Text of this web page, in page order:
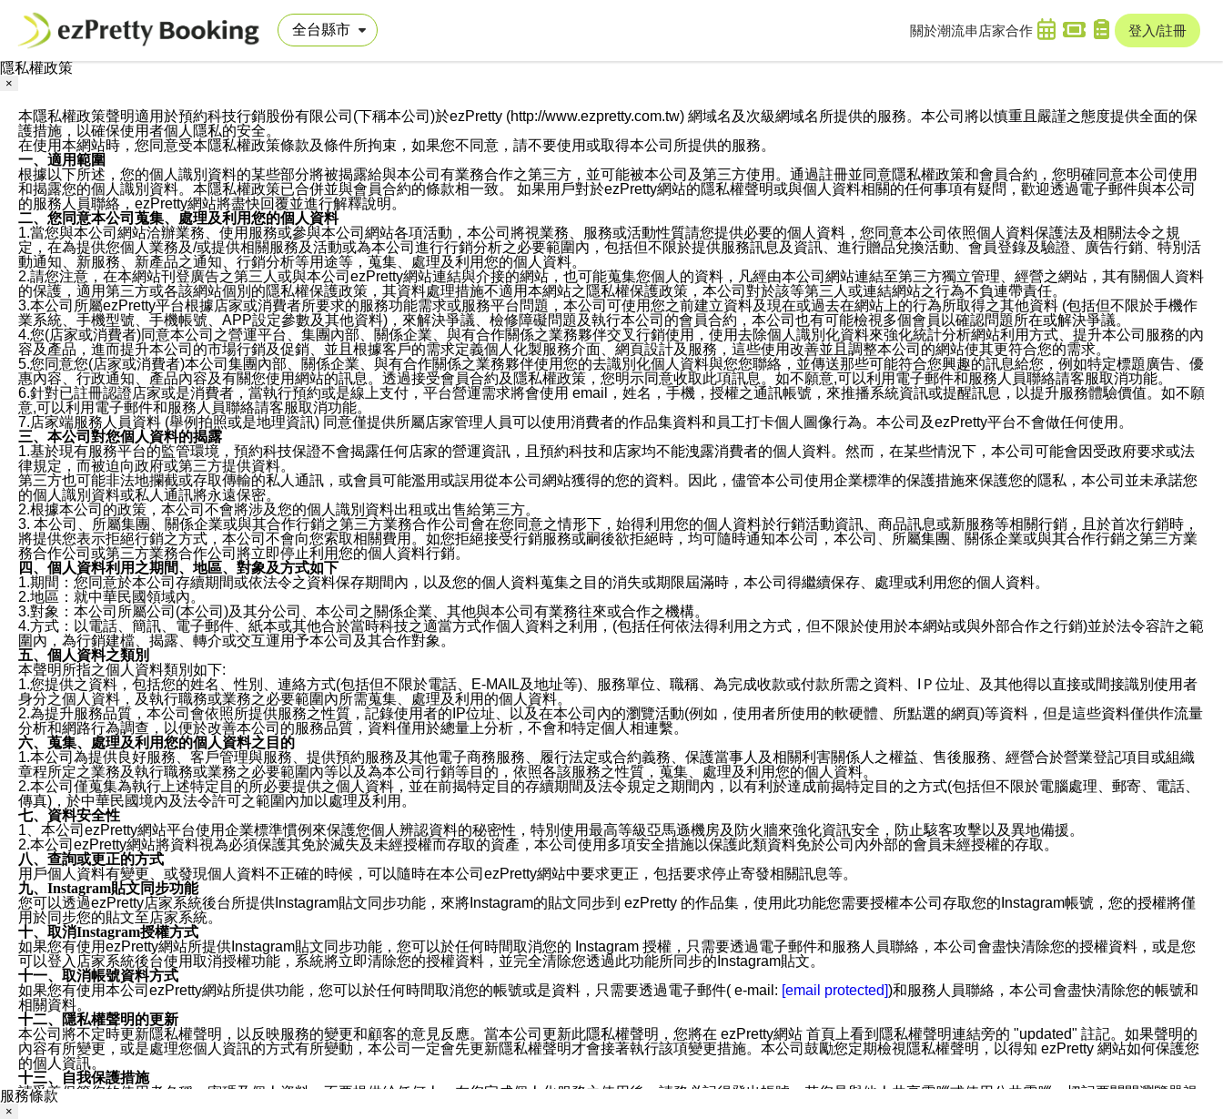
關於潮流串 店家合作 登入/註冊
隱私權政策
×
本隱私權政策聲明適用於預約科技行銷股份有限公司(下稱本公司)於ezPretty (http://www.ezpretty.com.tw) 網域名及次級網域名所提供的服務。本公司將以慎重且嚴謹之態度提供全面的保
護措施，以確保使用者個人隱私的安全。
在使用本網站時，您同意受本隱私權政策條款及條件所拘束，如果您不同意，請不要使用或取得本公司所提供的服務。
一、適用範圍
根據以下所述，您的個人識別資料的某些部分將被揭露給與本公司有業務合作之第三方，並可能被本公司及第三方使用。通過註冊並同意隱私權政策和會員合約，您明確同意本公司使用
和揭露您的個人識別資料。本隱私權政策已合併並與會員合約的條款相一致。 如果用戶對於ezPretty網站的隱私權聲明或與個人資料相關的任何事項有疑問，歡迎透過電子郵件與本公司
的服務人員聯絡，ezPretty網站將盡快回覆並進行解釋說明。
二、您同意本公司蒐集、處理及利用您的個人資料
1.當您與本公司網站洽辦業務、使用服務或參與本公司網站各項活動，本公司將視業務、服務或活動性質請您提供必要的個人資料，您同意本公司依照個人資料保護法及相關法令之規
定，在為提供您個人業務及/或提供相關服務及活動或為本公司進行行銷分析之必要範圍內，包括但不限於提供服務訊息及資訊、進行贈品兌換活動、會員登錄及驗證、廣告行銷、特別活
動通知、新服務、新產品之通知、行銷分析等用途等，蒐集、處理及利用您的個人資料。
2.請您注意，在本網站刊登廣告之第三人或與本公司ezPretty網站連結與介接的網站，也可能蒐集您個人的資料，凡經由本公司網站連結至第三方獨立管理、經營之網站，其有關個人資料
的保護，適用第三方或各該網站個別的隱私權保護政策，其資料處理措施不適用本網站之隱私權保護政策，本公司對於該等第三人或連結網站之行為不負連帶責任。
3.本公司所屬ezPretty平台根據店家或消費者所要求的服務功能需求或服務平台問題，本公司可使用您之前建立資料及現在或過去在網站上的行為所取得之其他資料 (包括但不限於手機作
業系統、手機型號、手機帳號、APP設定參數及其他資料)，來解決爭議、檢修障礙問題及執行本公司的會員合約，本公司也有可能檢視多個會員以確認問題所在或解決爭議。
4.您(店家或消費者)同意本公司之營運平台、集團內部、關係企業、與有合作關係之業務夥伴交叉行銷使用，使用去除個人識別化資料來強化統計分析網站利用方式、提升本公司服務的內
容及產品，進而提升本公司的市場行銷及促銷、並且根據客戶的需求定義個人化製服務介面、網頁設計及服務，這些使用改善並且調整本公司的網站使其更符合您的需求。
5.您同意您(店家或消費者)本公司集團內部、關係企業、與有合作關係之業務夥伴使用您的去識別化個人資料與您您聯絡，並傳送那些可能符合您興趣的訊息給您，例如特定標題廣告、優
惠內容、行政通知、產品內容及有關您使用網站的訊息。透過接受會員合約及隱私權政策，您明示同意收取此項訊息。如不願意,可以利用電子郵件和服務人員聯絡請客服取消功能。
6.針對已註冊認證店家或是消費者，當執行預約或是線上支付，平台營運需求將會使用 email，姓名，手機，授權之通訊帳號，來推播系統資訊或提醒訊息，以提升服務體驗價值。如不願
意,可以利用電子郵件和服務人員聯絡請客服取消功能。
7.店家端服務人員資料 (舉例拍照或是地理資訊) 同意僅提供所屬店家管理人員可以使用消費者的作品集資料和員工打卡個人圖像行為。本公司及ezPretty平台不會做任何使用。
三、本公司對您個人資料的揭露
1.基於現有服務平台的監管環境，預約科技保證不會揭露任何店家的營運資訊，且預約科技和店家均不能洩露消費者的個人資料。然而，在某些情況下，本公司可能會因受政府要求或法
律規定，而被迫向政府或第三方提供資料。
第三方也可能非法地攔截或存取傳輸的私人通訊，或會員可能濫用或誤用從本公司網站獲得的您的資料。因此，儘管本公司使用企業標準的保護措施來保護您的隱私，本公司並未承諾您
的個人識別資料或私人通訊將永遠保密。
2.根據本公司的政策，本公司不會將涉及您的個人識別資料出租或出售給第三方。
3. 本公司、所屬集團、關係企業或與其合作行銷之第三方業務合作公司會在您同意之情形下，始得利用您的個人資料於行銷活動資訊、商品訊息或新服務等相關行銷，且於首次行銷時，
將提供您表示拒絕行銷之方式，本公司不會向您索取相關費用。如您拒絕接受行銷服務或嗣後欲拒絕時，均可隨時通知本公司，本公司、所屬集團、關係企業或與其合作行銷之第三方業
務合作公司或第三方業務合作公司將立即停止利用您的個人資料行銷。
四、個人資料利用之期間、地區、對象及方式如下
1.期間：您同意於本公司存續期間或依法令之資料保存期間內，以及您的個人資料蒐集之目的消失或期限屆滿時，本公司得繼續保存、處理或利用您的個人資料。
2.地區：就中華民國領域內。
3.對象：本公司所屬公司(本公司)及其分公司、本公司之關係企業、其他與本公司有業務往來或合作之機構。
4.方式：以電話、簡訊、電子郵件、紙本或其他合於當時科技之適當方式作個人資料之利用，(包括任何依法得利用之方式，但不限於使用於本網站或與外部合作之行銷)並於法令容許之範
圍內，為行銷建檔、揭露、轉介或交互運用予本公司及其合作對象。
五、個人資料之類別
本聲明所指之個人資料類別如下:
1.您提供之資料，包括您的姓名、性別、連絡方式(包括但不限於電話、E-MAIL及地址等)、服務單位、職稱、為完成收款或付款所需之資料、IＰ位址、及其他得以直接或間接識別使用者
身分之個人資料，及執行職務或業務之必要範圍內所需蒐集、處理及利用的個人資料。
2.為提升服務品質，本公司會依照所提供服務之性質，記錄使用者的IP位址、以及在本公司內的瀏覽活動(例如，使用者所使用的軟硬體、所點選的網頁)等資料，但是這些資料僅供作流量
分析和網路行為調查，以便於改善本公司的服務品質，資料僅用於總量上分析，不會和特定個人相連繫。
六、蒐集、處理及利用您的個人資料之目的
1.本公司為提供良好服務、客戶管理與服務、提供預約服務及其他電子商務服務、履行法定或合約義務、保護當事人及相關利害關係人之權益、售後服務、經營合於營業登記項目或組織
章程所定之業務及執行職務或業務之必要範圍內等以及為本公司行銷等目的，依照各該服務之性質，蒐集、處理及利用您的個人資料。
2.本公司僅蒐集為執行上述特定目的所必要提供之個人資料，並在前揭特定目的存續期間及法令規定之期間內，以有利於達成前揭特定目的之方式(包括但不限於電腦處理、郵寄、電話、
傳真)，於中華民國境內及法令許可之範圍內加以處理及利用。
七、資料安全性
1、本公司ezPretty網站平台使用企業標準慣例來保護您個人辨認資料的秘密性，特別使用最高等級亞馬遜機房及防火牆來強化資訊安全，防止駭客攻擊以及異地備援。
2.本公司ezPretty網站將資料視為必須保護其免於滅失及未經授權而存取的資產，本公司使用多項安全措施以保護此類資料免於公司內外部的會員未經授權的存取。
八、查詢或更正的方式
用戶個人資料有變更、或發現個人資料不正確的時候，可以隨時在本公司ezPretty網站中要求更正，包括要求停止寄發相關訊息等。
九、Instagram貼文同步功能
您可以透過ezPretty店家系統後台所提供Instagram貼文同步功能，來將Instagram的貼文同步到 ezPretty 的作品集，使用此功能您需要授權本公司存取您的Instagram帳號，您的授權將僅
用於同步您的貼文至店家系統。
十、取消Instagram授權方式
如果您有使用ezPretty網站所提供Instagram貼文同步功能，您可以於任何時間取消您的 Instagram 授權，只需要透過電子郵件和服務人員聯絡，本公司會盡快清除您的授權資料，或是您
可以登入店家系統後台使用取消授權功能，系統將立即清除您的授權資料，並完全清除您透過此功能所同步的Instagram貼文。
十一、取消帳號資料方式
如果您有使用本公司ezPretty網站所提供功能，您可以於任何時間取消您的帳號或是資料，只需要透過電子郵件( e-mail: [email protected])和服務人員聯絡，本公司會盡快清除您的帳號和
相關資料。
十二、隱私權聲明的更新
本公司將不定時更新隱私權聲明，以反映服務的變更和顧客的意見反應。當本公司更新此隱私權聲明，您將在 ezPretty網站 首頁上看到隱私權聲明連結旁的 "updated" 註記。如果聲明的
內容有所變更，或是處理您個人資訊的方式有所變動，本公司一定會先更新隱私權聲明才會接著執行該項變更措施。本公司鼓勵您定期檢視隱私權聲明，以得知 ezPretty 網站如何保護您
的個人資訊。
十三、自我保護措施
請妥善保管您的使用者名稱、密碼及個人資料，不要提供給任何人。在您完成個人化服務之使用後，請務必記得登出帳號。若您是與他人共享電腦或使用公共電腦，切記要關閉瀏覽器視
窗，以防止他人讀取您的個人資料、信件或進入所機關管理區。
服務條款
×